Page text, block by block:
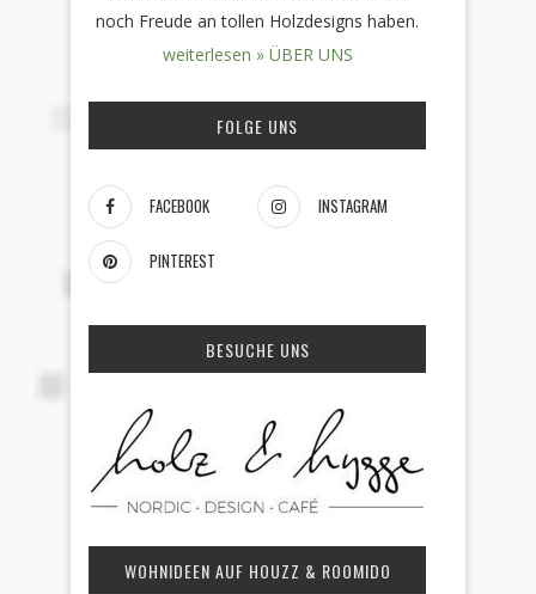
noch Freude an tollen Holzdesigns haben.
weiterlesen » ÜBER UNS
FOLGE UNS
FACEBOOK INSTAGRAM
PINTEREST
BESUCHE UNS
WOHNIDEEN AUF HOUZZ & ROOMIDO